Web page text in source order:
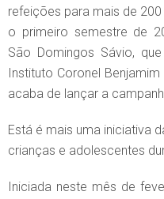
refeições para mais de
o primeiro semestre de
São Domingos Sávio,
Instituto Coronel
acaba de lançar a
Está é mais uma iniciativa
crianças e adolescentes
Iniciada neste mês de